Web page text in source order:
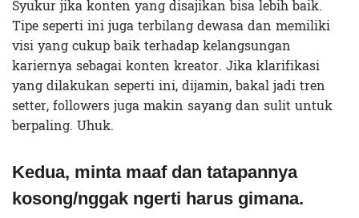
Syukur jika konten yang disajikan bisa lebih baik.
Tipe seperti ini juga terbilang dewasa dan memiliki
visi yang cukup baik terhadap kelangsungan
kariernya sebagai konten kreator. Jika klarifikasi
yang dilakukan seperti ini, dijamin, bakal jadi tren
setter, followers juga makin sayang dan sulit untuk
berpaling. Uhuk.
Kedua, minta maaf dan tatapannya
kosong/nggak ngerti harus gimana.